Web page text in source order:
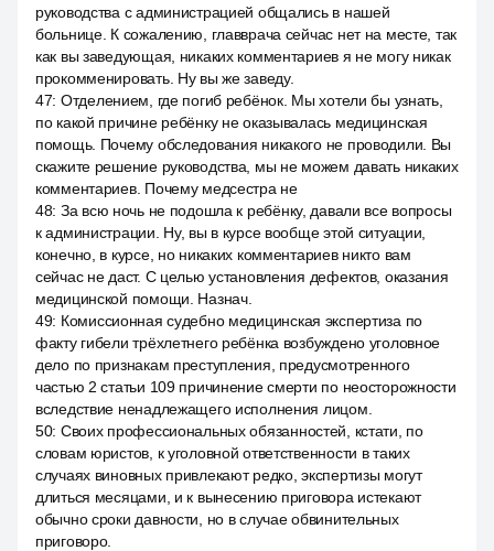
руководства с администрацией общались в нашей
больнице. К сожалению, главврача сейчас нет на месте, так
как вы заведующая, никаких комментариев я не могу никак
прокомменировать. Ну вы же заведу.
47: Отделением, где погиб ребёнок. Мы хотели бы узнать,
по какой причине ребёнку не оказывалась медицинская
помощь. Почему обследования никакого не проводили. Вы
скажите решение руководства, мы не можем давать никаких
комментариев. Почему медсестра не
48: За всю ночь не подошла к ребёнку, давали все вопросы
к администрации. Ну, вы в курсе вообще этой ситуации,
конечно, в курсе, но никаких комментариев никто вам
сейчас не даст. С целью установления дефектов, оказания
медицинской помощи. Назнач.
49: Комиссионная судебно медицинская экспертиза по
факту гибели трёхлетнего ребёнка возбуждено уголовное
дело по признакам преступления, предусмотренного
частью 2 статьи 109 причинение смерти по неосторожности
вследствие ненадлежащего исполнения лицом.
50: Своих профессиональных обязанностей, кстати, по
словам юристов, к уголовной ответственности в таких
случаях виновных привлекают редко, экспертизы могут
длиться месяцами, и к вынесению приговора истекают
обычно сроки давности, но в случае обвинительных
приговоро.